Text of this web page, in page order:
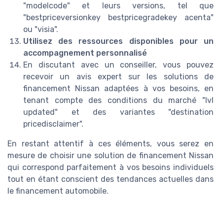
"modelcode" et leurs versions, tel que
"bestpriceversionkey bestpricegradekey acenta"
ou "visia".
Utilisez des ressources disponibles pour un
accompagnement personnalisé
En discutant avec un conseiller, vous pouvez
recevoir un avis expert sur les solutions de
financement Nissan adaptées à vos besoins, en
tenant compte des conditions du marché "lvl
updated" et des variantes "destination
pricedisclaimer".
En restant attentif à ces éléments, vous serez en
mesure de choisir une solution de financement Nissan
qui correspond parfaitement à vos besoins individuels
tout en étant conscient des tendances actuelles dans
le financement automobile.